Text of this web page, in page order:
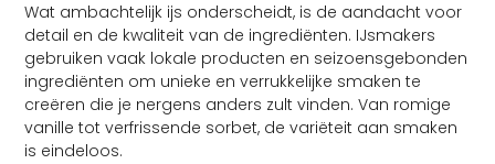
Wat ambachtelijk ijs onderscheidt, is de aandacht voor
detail en de kwaliteit van de ingrediënten. IJsmakers
gebruiken vaak lokale producten en seizoensgebonden
ingrediënten om unieke en verrukkelijke smaken te
creëren die je nergens anders zult vinden. Van romige
vanille tot verfrissende sorbet, de variëteit aan smaken
is eindeloos.